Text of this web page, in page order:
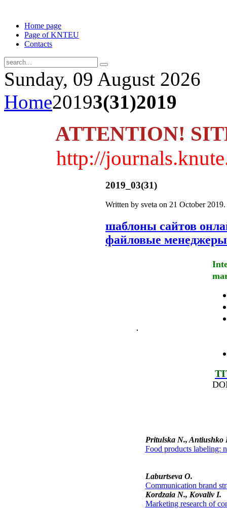
Home page
Page of KNTEU
Contacts
Sunday, 09 August 2026
Home20193(31)2019
ATTENTION!
http://
2019_03(31)
Written by sveta on 21 October 2019
шаблоны сайтов
файловые
Pritulska N., Antiushko
Food products labeling:
Laburtseva O.
Communication brand
Kordzaia N., Kovaliv I.
Marketing research of